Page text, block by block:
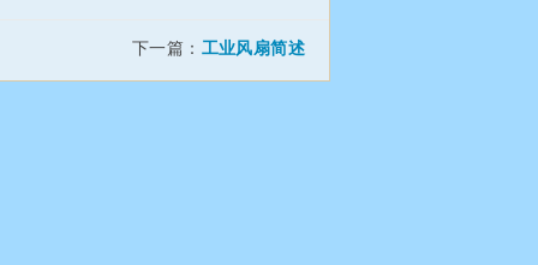
下一篇： 工业风扇简述